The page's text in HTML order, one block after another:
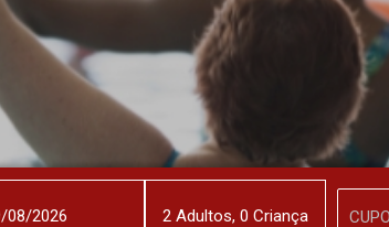
2Adultos, 0 Criança